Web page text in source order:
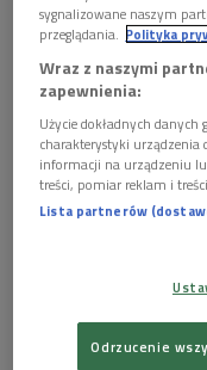
Verdi: Macbeth. Europa
W audycji także:
sygnalizowane naszym
przeglądania. Polityka
Wraz z naszymi
zapewnienia:
Użycie dokładnych
charakterystyki urządzenia
informacji na urządzeniu
treści, pomiar reklam i
Lista partnerów
Odrzucenie